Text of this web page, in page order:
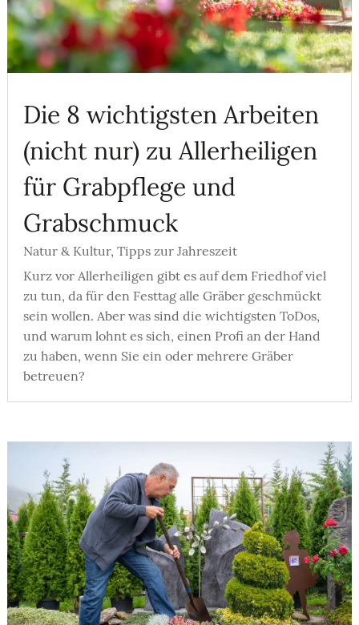
Die 8 wichtigsten Arbeiten
(nicht nur) zu Allerheiligen
für Grabpflege und
Grabschmuck
Natur & Kultur, Tipps zur Jahreszeit
Kurz vor Allerheiligen gibt es auf dem Friedhof viel
zu tun, da für den Festtag alle Gräber geschmückt
sein wollen. Aber was sind die wichtigsten ToDos,
und warum lohnt es sich, einen Profi an der Hand
zu haben, wenn Sie ein oder mehrere Gräber
betreuen?